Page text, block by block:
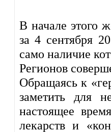
В начале этого
за 4 сентября
само наличие
Регионов
Обращаясь к
заметить для
настоящее
лекарств и